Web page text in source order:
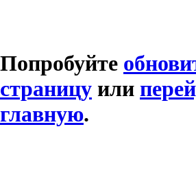
Попробуйте
страницу или
главную.